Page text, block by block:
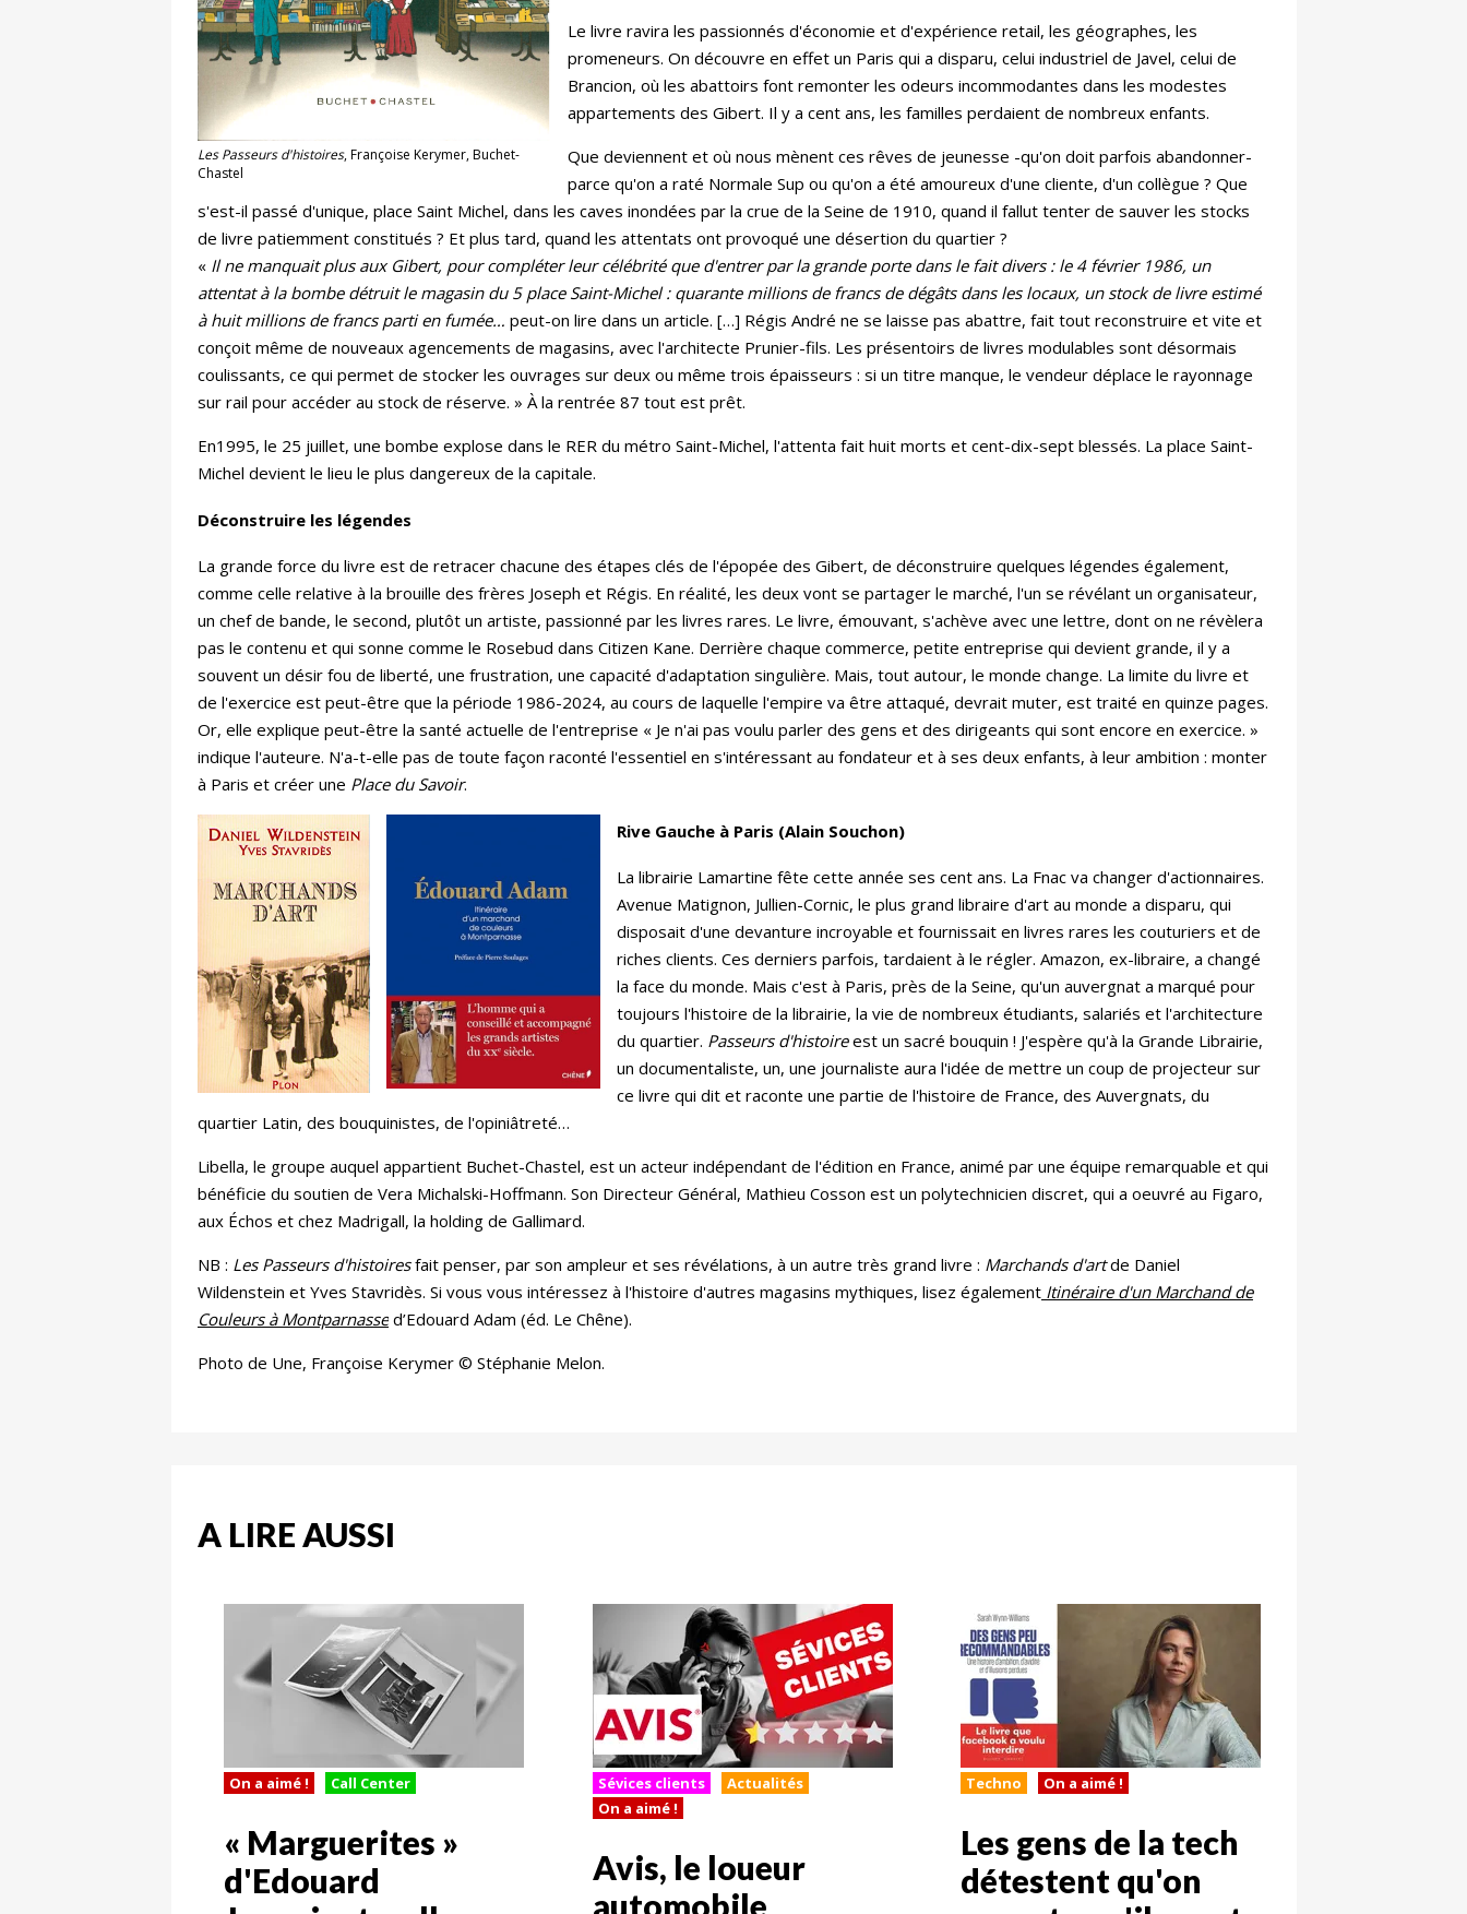
Les Passeurs d'histoires, Françoise Kerymer, Buchet-
Chastel
Le livre ravira les passionnés d'économie et d'expérience retail, les géographes, les
promeneurs. On découvre en effet un Paris qui a disparu, celui industriel de Javel, celui de
Brancion, où les abattoirs font remonter les odeurs incommodantes dans les modestes
appartements des Gibert. Il y a cent ans, les familles perdaient de nombreux enfants.
Que deviennent et où nous mènent ces rêves de jeunesse -qu'on doit parfois abandonner-
parce qu'on a raté Normale Sup ou qu'on a été amoureux d'une cliente, d'un collègue ? Que
s'est-il passé d'unique, place Saint Michel, dans les caves inondées par la crue de la Seine de 1910, quand il fallut tenter de sauver les stocks
de livre patiemment constitués ? Et plus tard, quand les attentats ont provoqué une désertion du quartier ?
« Il ne manquait plus aux Gibert, pour compléter leur célébrité que d'entrer par la grande porte dans le fait divers : le 4 février 1986, un
attentat à la bombe détruit le magasin du 5 place Saint-Michel : quarante millions de francs de dégâts dans les locaux, un stock de livre estimé
à huit millions de francs parti en fumée… peut-on lire dans un article. […] Régis André ne se laisse pas abattre, fait tout reconstruire et vite et
conçoit même de nouveaux agencements de magasins, avec l'architecte Prunier-fils. Les présentoirs de livres modulables sont désormais
coulissants, ce qui permet de stocker les ouvrages sur deux ou même trois épaisseurs : si un titre manque, le vendeur déplace le rayonnage
sur rail pour accéder au stock de réserve. » À la rentrée 87 tout est prêt.
En1995, le 25 juillet, une bombe explose dans le RER du métro Saint-Michel, l'attenta fait huit morts et cent-dix-sept blessés. La place Saint-
Michel devient le lieu le plus dangereux de la capitale.
Déconstruire les légendes
La grande force du livre est de retracer chacune des étapes clés de l'épopée des Gibert, de déconstruire quelques légendes également,
comme celle relative à la brouille des frères Joseph et Régis. En réalité, les deux vont se partager le marché, l'un se révélant un organisateur,
un chef de bande, le second, plutôt un artiste, passionné par les livres rares. Le livre, émouvant, s'achève avec une lettre, dont on ne révèlera
pas le contenu et qui sonne comme le Rosebud dans Citizen Kane. Derrière chaque commerce, petite entreprise qui devient grande, il y a
souvent un désir fou de liberté, une frustration, une capacité d'adaptation singulière. Mais, tout autour, le monde change. La limite du livre et
de l'exercice est peut-être que la période 1986-2024, au cours de laquelle l'empire va être attaqué, devrait muter, est traité en quinze pages.
Or, elle explique peut-être la santé actuelle de l'entreprise « Je n'ai pas voulu parler des gens et des dirigeants qui sont encore en exercice. »
indique l'auteure. N'a-t-elle pas de toute façon raconté l'essentiel en s'intéressant au fondateur et à ses deux enfants, à leur ambition : monter
à Paris et créer une Place du Savoir.
Rive Gauche à Paris (Alain Souchon)
La librairie Lamartine fête cette année ses cent ans. La Fnac va changer d'actionnaires.
Avenue Matignon, Jullien-Cornic, le plus grand libraire d'art au monde a disparu, qui
disposait d'une devanture incroyable et fournissait en livres rares les couturiers et de
riches clients. Ces derniers parfois, tardaient à le régler. Amazon, ex-libraire, a changé
la face du monde. Mais c'est à Paris, près de la Seine, qu'un auvergnat a marqué pour
toujours l'histoire de la librairie, la vie de nombreux étudiants, salariés et l'architecture
du quartier. Passeurs d'histoireest un sacré bouquin ! J'espère qu'à la Grande Librairie,
un documentaliste, un, une journaliste aura l'idée de mettre un coup de projecteur sur
ce livre qui dit et raconte une partie de l'histoire de France, des Auvergnats, du
quartier Latin, des bouquinistes, de l'opiniâtreté…
Libella, le groupe auquel appartient Buchet-Chastel, est un acteur indépendant de l'édition en France, animé par une équipe remarquable et qui
bénéficie du soutien de Vera Michalski-Hoffmann. Son Directeur Général, Mathieu Cosson est un polytechnicien discret, qui a oeuvré au Figaro,
aux Échos et chez Madrigall, la holding de Gallimard.
NB : Les Passeurs d'histoiresfait penser, par son ampleur et ses révélations, à un autre très grand livre : Marchands d'artde Daniel
Wildenstein et Yves Stavridès. Si vous vous intéressez à l'histoire d'autres magasins mythiques, lisez également Itinéraire d'un Marchand de
Couleurs à Montparnasse d’Edouard Adam (éd. Le Chêne).
Photo de Une, Françoise Kerymer © Stéphanie Melon.
A LIRE AUSSI
On a aimé ! Call Center
« Marguerites »
d'Edouard
Sévices clients
Actualités
On a aimé !
Avis, le loueur
automobile
Techno On a aimé !
Les gens de la tech
détestent qu'on